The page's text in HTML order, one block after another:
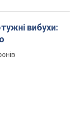
вибухи: